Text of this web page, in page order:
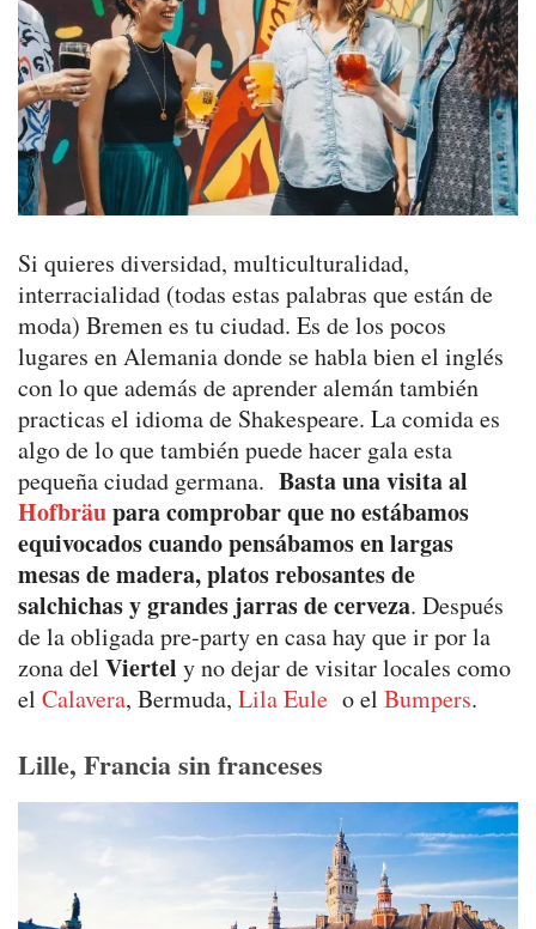
Si quieres diversidad, multiculturalidad,
interracialidad (todas estas palabras que están de
moda) Bremen es tu ciudad. Es de los pocos
lugares en Alemania donde se habla bien el inglés
con lo que además de aprender alemán también
practicas el idioma de Shakespeare. La comida es
algo de lo que también puede hacer gala esta
pequeña ciudad germana. Basta una visita al
Hofbräupara comprobar que no estábamos
equivocados cuando pensábamos en largas
mesas de madera, platos rebosantes de
salchichas y grandes jarras de cerveza. Después
de la obligada pre-party en casa hay que ir por la
zona del Viertel y no dejar de visitar locales como
el Calavera, Bermuda, Lila Eule o el Bumpers.
Lille, Francia sin franceses